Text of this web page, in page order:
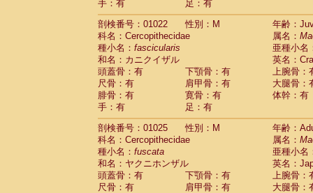
手：有
足：有
剖検番号：01022
性別：M
年齢：
科名：Cercopithecidae
属名：
種小名： fascicularis
亜種小名
和名：カニクイザル
英名：
頭蓋骨：有
下顎骨：有
上腕骨：
尺骨：有
肩甲骨：有
大腿骨：
腓骨：有
寛骨：有
体幹：有
手：有
足：有
剖検番号：01025
性別：M
年齢：
科名：Cercopithecidae
属名：
種小名： fuscata
亜種小名
和名：ヤクニホンザル
英名：
頭蓋骨：有
下顎骨：有
上腕骨：
尺骨：有
肩甲骨：有
大腿骨：